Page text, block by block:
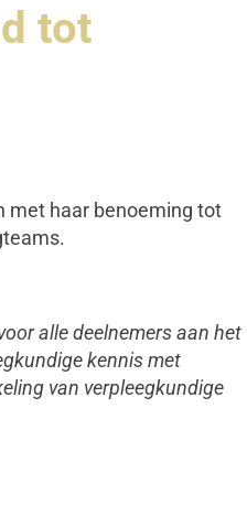
tot
met haar benoeming tot
alle deelnemers aan het
kennis met
van verpleegkundige